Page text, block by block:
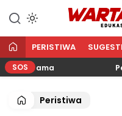
WARTA
PERISTIWA SUGESTI
SOS
Peristiwa